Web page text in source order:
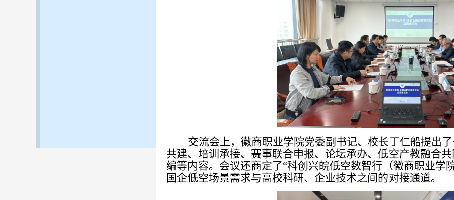
交流会上，徽商职业学院党委副书记、校长丁仁船提出
共建、培训承接、赛事联合申报、论坛承办、低空产教融合
编等内容。会议还商定了“科创兴皖低空数智行（徽商职业学
国企低空场景需求与高校科研、企业技术之间的对接通道。